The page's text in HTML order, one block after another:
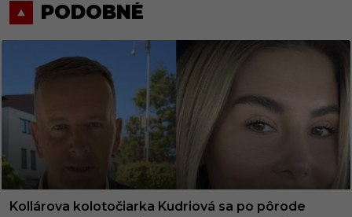
PODOBNÉ
Kollárova kolotočiarka Kudriová sa po pôrode